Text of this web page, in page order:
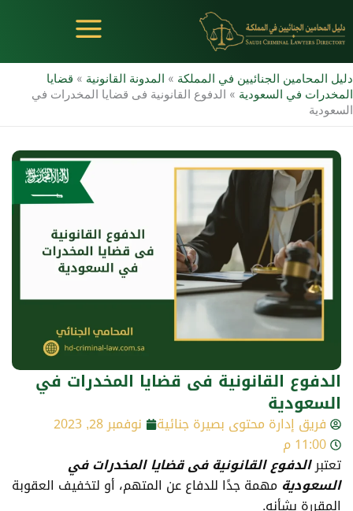
إلى
المحتوى
دليل المحامين الجنائيين في المملكة » المدونة القانونية » قضايا
المخدرات في السعودية » الدفوع القانونية فى قضايا المخدرات في
السعودية
الدفوع القانونية فى قضايا المخدرات في
السعودية
فريق إدارة محتوى بصيرة جنائية
نوفمبر 28, 2023
11:00 م
تعتبرالدفوع القانونية فى قضايا المخدرات في
السعودية مهمة جدًا للدفاع عن المتهم، أو لتخفيف العقوبة
المقررة بشأنه.